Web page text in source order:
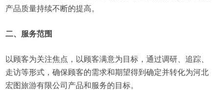
产品质量持续不断的提高。
二、服务范围
以顾客为关注焦点，以顾客满意为目标，通过调研、追踪、
走访等形式，确保顾客的需求和期望得到确定并转化为河北
宏图旅游有限公司产品和服务的目标。